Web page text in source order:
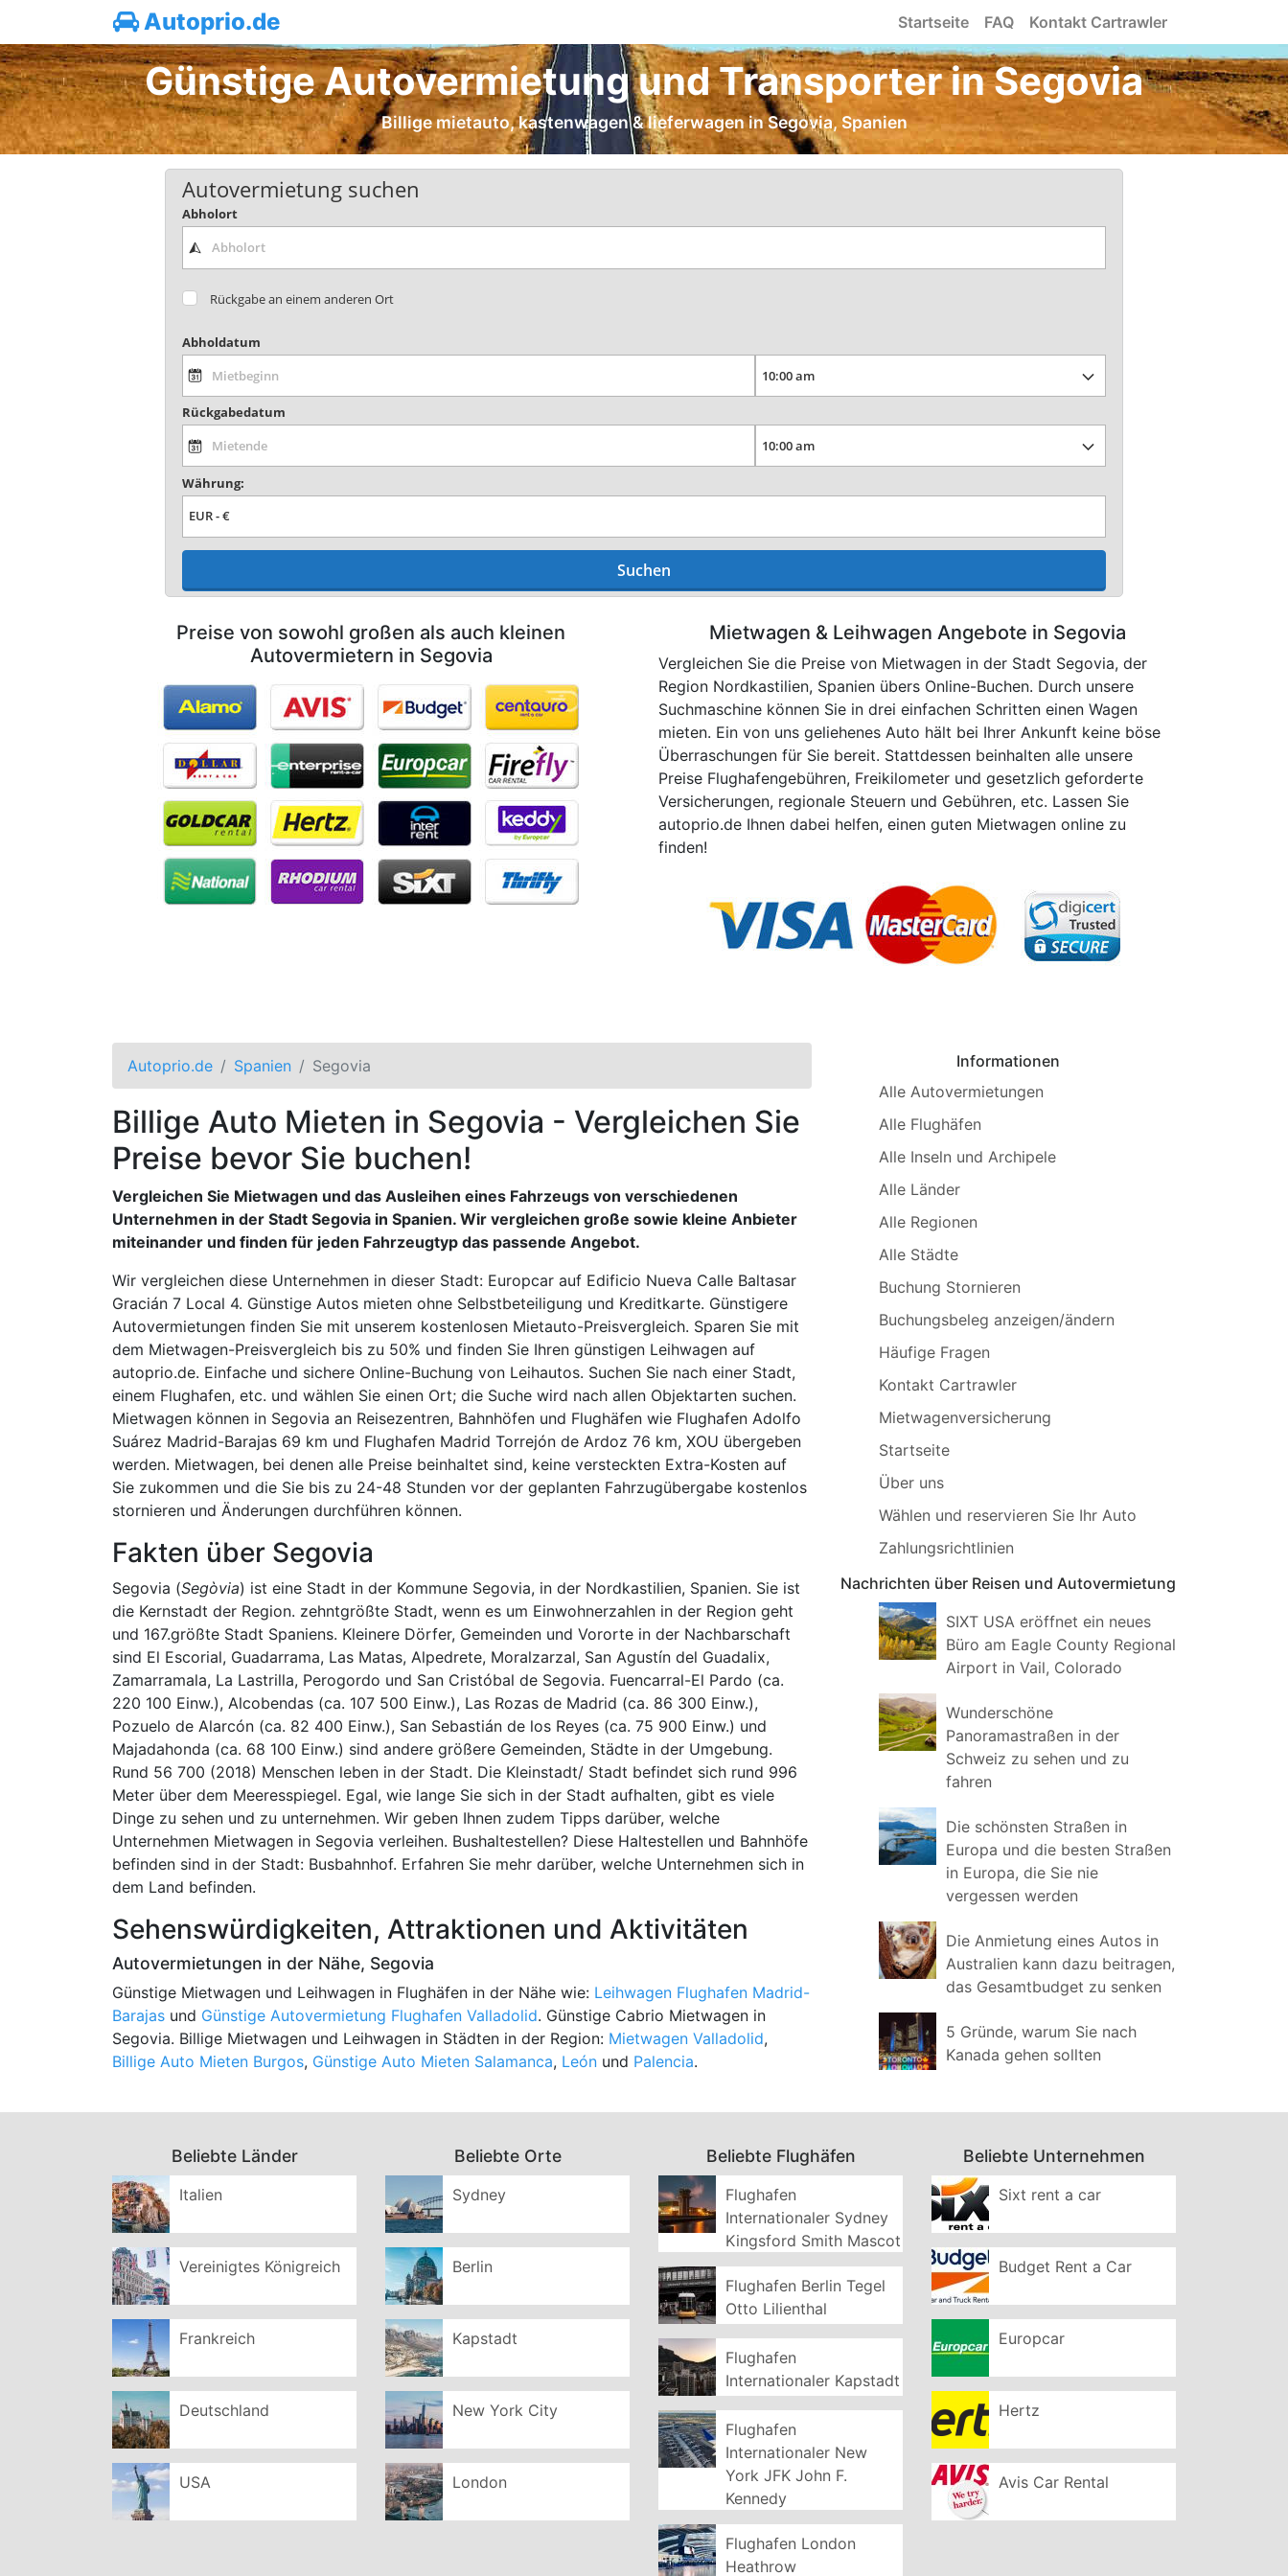
Autoprio.de Startseite FAQ Kontakt Cartrawler
Günstige Autovermietung und Transporter in Segovia
Billige mietauto, kastenwagen & lieferwagen in Segovia, Spanien
Autovermietung suchen
Abholort
Rückgabe an einem anderen Ort
Abholdatum
Rückgabedatum
Währung:
Suchen
Preise von sowohl großen als auch kleinen
Autovermietern in Segovia
Mietwagen & Leihwagen Angebote in Segovia
Vergleichen Sie die Preise von Mietwagen in der Stadt Segovia, der
Region Nordkastilien, Spanien übers Online-Buchen. Durch unsere
Suchmaschine können Sie in drei einfachen Schritten einen Wagen
mieten. Ein von uns geliehenes Auto hält bei Ihrer Ankunft keine böse
Überraschungen für Sie bereit. Stattdessen beinhalten alle unsere
Preise Flughafengebühren, Freikilometer und gesetzlich geforderte
Versicherungen, regionale Steuern und Gebühren, etc. Lassen Sie
autoprio.de Ihnen dabei helfen, einen guten Mietwagen online zu
finden!
Autoprio.de Spanien Segovia
Billige Auto Mieten in Segovia - Vergleichen Sie
Preise bevor Sie buchen!
Vergleichen Sie Mietwagen und das Ausleihen eines Fahrzeugs von verschiedenen
Unternehmen in der Stadt Segovia in Spanien. Wir vergleichen große sowie kleine Anbieter
miteinander und finden für jeden Fahrzeugtyp das passende Angebot.
Wir vergleichen diese Unternehmen in dieser Stadt: Europcar auf Edificio Nueva Calle Baltasar
Gracián 7 Local 4. Günstige Autos mieten ohne Selbstbeteiligung und Kreditkarte. Günstigere
Autovermietungen finden Sie mit unserem kostenlosen Mietauto-Preisvergleich. Sparen Sie mit
dem Mietwagen-Preisvergleich bis zu 50% und finden Sie Ihren günstigen Leihwagen auf
autoprio.de. Einfache und sichere Online-Buchung von Leihautos. Suchen Sie nach einer Stadt,
einem Flughafen, etc. und wählen Sie einen Ort; die Suche wird nach allen Objektarten suchen.
Mietwagen können in Segovia an Reisezentren, Bahnhöfen und Flughäfen wie Flughafen Adolfo
Suárez Madrid-Barajas 69 km und Flughafen Madrid Torrejón de Ardoz 76 km, XOU übergeben
werden. Mietwagen, bei denen alle Preise beinhaltet sind, keine versteckten Extra-Kosten auf
Sie zukommen und die Sie bis zu 24-48 Stunden vor der geplanten Fahrzugübergabe kostenlos
stornieren und Änderungen durchführen können.
Fakten über Segovia
Segovia (Segòvia) ist eine Stadt in der Kommune Segovia, in der Nordkastilien, Spanien. Sie ist
die Kernstadt der Region. zehntgrößte Stadt, wenn es um Einwohnerzahlen in der Region geht
und 167.größte Stadt Spaniens. Kleinere Dörfer, Gemeinden und Vororte in der Nachbarschaft
sind El Escorial, Guadarrama, Las Matas, Alpedrete, Moralzarzal, San Agustín del Guadalix,
Zamarramala, La Lastrilla, Perogordo und San Cristóbal de Segovia. Fuencarral-El Pardo (ca.
220 100 Einw.), Alcobendas (ca. 107 500 Einw.), Las Rozas de Madrid (ca. 86 300 Einw.),
Pozuelo de Alarcón (ca. 82 400 Einw.), San Sebastián de los Reyes (ca. 75 900 Einw.) und
Majadahonda (ca. 68 100 Einw.) sind andere größere Gemeinden, Städte in der Umgebung.
Rund 56 700 (2018) Menschen leben in der Stadt. Die Kleinstadt/ Stadt befindet sich rund 996
Meter über dem Meeresspiegel. Egal, wie lange Sie sich in der Stadt aufhalten, gibt es viele
Dinge zu sehen und zu unternehmen. Wir geben Ihnen zudem Tipps darüber, welche
Unternehmen Mietwagen in Segovia verleihen. Bushaltestellen? Diese Haltestellen und Bahnhöfe
befinden sind in der Stadt: Busbahnhof. Erfahren Sie mehr darüber, welche Unternehmen sich in
dem Land befinden.
Sehenswürdigkeiten, Attraktionen und Aktivitäten
Autovermietungen in der Nähe, Segovia
Günstige Mietwagen und Leihwagen in Flughäfen in der Nähe wie: Leihwagen Flughafen Madrid-
Barajas und Günstige Autovermietung Flughafen Valladolid. Günstige Cabrio Mietwagen in
Segovia. Billige Mietwagen und Leihwagen in Städten in der Region: Mietwagen Valladolid,
Billige Auto Mieten Burgos, Günstige Auto Mieten Salamanca, León und Palencia.
Informationen
Alle Autovermietungen
Alle Flughäfen
Alle Inseln und Archipele
Alle Länder
Alle Regionen
Alle Städte
Buchung Stornieren
Buchungsbeleg anzeigen/ändern
Häufige Fragen
Kontakt Cartrawler
Mietwagenversicherung
Startseite
Über uns
Wählen und reservieren Sie Ihr Auto
Zahlungsrichtlinien
Nachrichten über Reisen und Autovermietung
SIXT USA eröffnet ein neues
Büro am Eagle County Regional
Airport in Vail, Colorado
Wunderschöne
Panoramastraßen in der
Schweiz zu sehen und zu
fahren
Die schönsten Straßen in
Europa und die besten Straßen
in Europa, die Sie nie
vergessen werden
Die Anmietung eines Autos in
Australien kann dazu beitragen,
das Gesamtbudget zu senken
5 Gründe, warum Sie nach
Kanada gehen sollten
Beliebte Länder
Italien
Vereinigtes Königreich
Frankreich
Deutschland
USA
Beliebte Orte
Sydney
Berlin
Kapstadt
New York City
London
Beliebte Flughäfen
Flughafen
Internationaler Sydney
Kingsford Smith Mascot
Flughafen Berlin Tegel
Otto Lilienthal
Flughafen
Internationaler Kapstadt
Flughafen
Internationaler New
York JFK John F.
Kennedy
Flughafen London
Heathrow
Beliebte Unternehmen
Sixt rent a car
Budget Rent a Car
Europcar
Hertz
Avis Car Rental